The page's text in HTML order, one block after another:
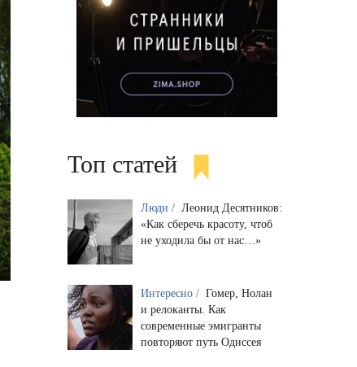
Топ статей
Люди / Леонид Десятников:
«Как сберечь красоту, чтоб
не уходила бы от нас…»
Интересно / Гомер, Нолан
и релоканты. Как
современные эмигранты
повторяют путь Одиссея